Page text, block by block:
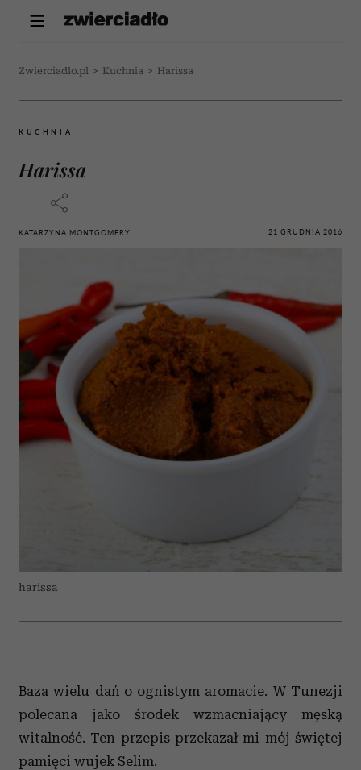
Zwierciadlo.pl > Kuchnia > Harissa
KUCHNIA
Harissa
KATARZYNA MONTGOMERY 21 GRUDNIA 2016
harissa
Baza wielu dań o ognistym aromacie. W Tunezji
polecana jako środek wzmacniający męską
witalność. Ten przepis przekazał mi mój świętej
pamięci wujek Selim.